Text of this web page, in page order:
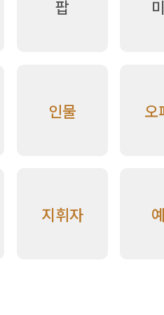
팝
인물 오
지휘자